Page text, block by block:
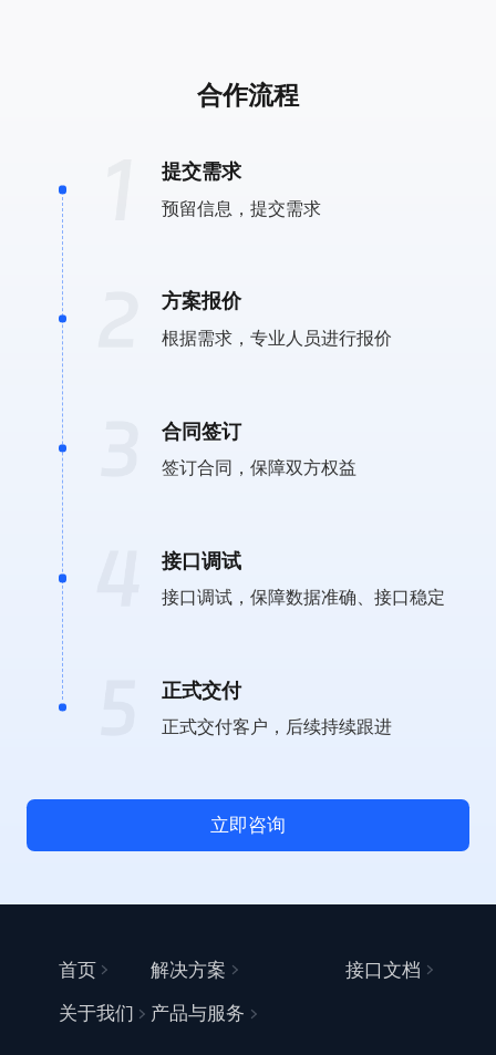
合作流程
提交需求
预留信息，提交需求
方案报价
根据需求，专业人员进行报价
合同签订
签订合同，保障双方权益
接口调试
接口调试，保障数据准确、接口稳定
正式交付
正式交付客户，后续持续跟进
立即咨询
首页 解决方案 接口文档
关于我们 产品与服务